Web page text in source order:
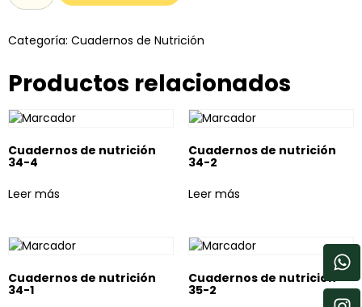
Categoría: Cuadernos de Nutrición
Productos relacionados
Cuadernos de nutrición
34-4
Leer más
Cuadernos de nutrición
34-2
Leer más
Cuadernos de nutrición
34-1
Cuadernos de nutrición
35-2